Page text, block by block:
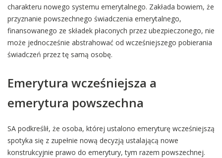
charakteru nowego systemu emerytalnego. Zakłada bowiem, że
przyznanie powszechnego świadczenia emerytalnego,
finansowanego ze składek płaconych przez ubezpieczonego, nie
może jednocześnie abstrahować od wcześniejszego pobierania
świadczeń przez tę samą osobę.
Emerytura wcześniejsza a
emerytura powszechna
SA podkreślił, że osoba, której ustalono emeryturę wcześniejszą
spotyka się z zupełnie nową decyzją ustalającą nowe
konstrukcyjnie prawo do emerytury, tym razem powszechnej.